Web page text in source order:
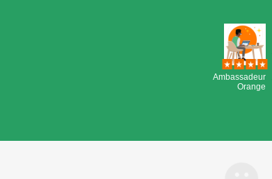
Ambassadeur
Orange